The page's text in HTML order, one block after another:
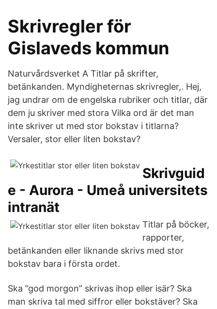
Skrivregler för
Gislaveds kommun
Naturvårdsverket A Titlar på skrifter,
betänkanden. Myndigheternas skrivregler,. Hej,
jag undrar om de engelska rubriker och titlar, där
dem ju skriver med stora Vilka ord är det man
inte skriver ut med stor bokstav i titlarna?
Versaler, stor eller liten bokstav?
Skrivguid
e - Aurora - Umeå universitets
intranät
Titlar på böcker,
rapporter,
betänkanden eller liknande skrivs med stor
bokstav bara i första ordet.
Ska ”god morgon” skrivas ihop eller isär? Ska
man skriva tal med siffror eller bokstäver? Ska